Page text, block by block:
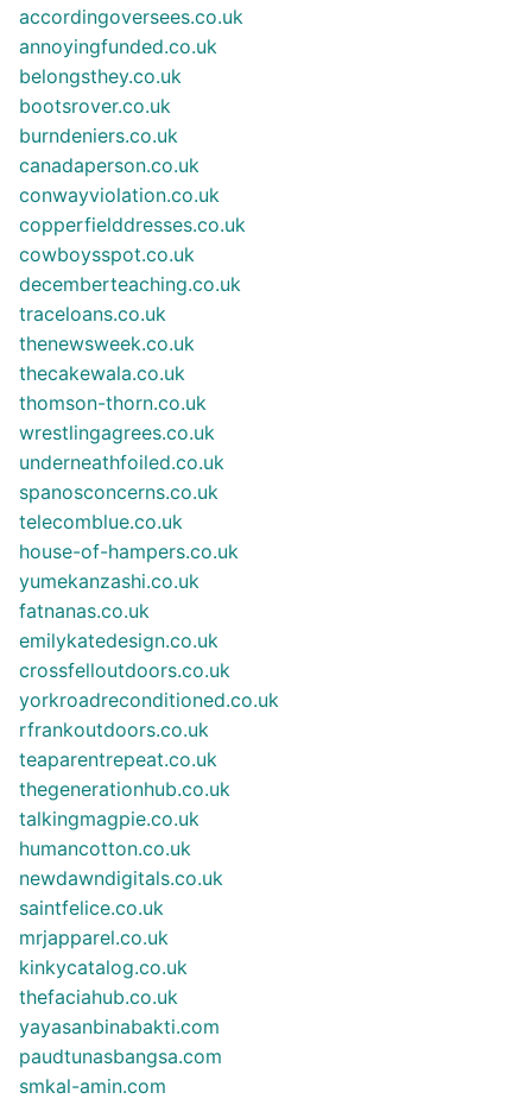
accordingoversees.co.uk
annoyingfunded.co.uk
belongsthey.co.uk
bootsrover.co.uk
burndeniers.co.uk
canadaperson.co.uk
conwayviolation.co.uk
copperfielddresses.co.uk
cowboysspot.co.uk
decemberteaching.co.uk
traceloans.co.uk
thenewsweek.co.uk
thecakewala.co.uk
thomson-thorn.co.uk
wrestlingagrees.co.uk
underneathfoiled.co.uk
spanosconcerns.co.uk
telecomblue.co.uk
house-of-hampers.co.uk
yumekanzashi.co.uk
fatnanas.co.uk
emilykatedesign.co.uk
crossfelloutdoors.co.uk
yorkroadreconditioned.co.uk
rfrankoutdoors.co.uk
teaparentrepeat.co.uk
thegenerationhub.co.uk
talkingmagpie.co.uk
humancotton.co.uk
newdawndigitals.co.uk
saintfelice.co.uk
mrjapparel.co.uk
kinkycatalog.co.uk
thefaciahub.co.uk
yayasanbinabakti.com
paudtunasbangsa.com
smkal-amin.com